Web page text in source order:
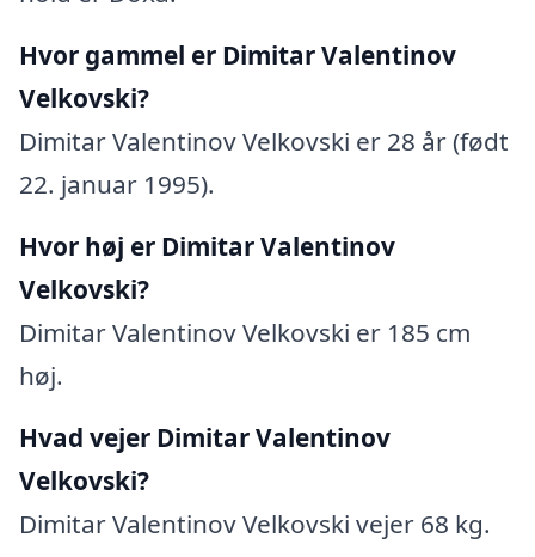
Hvor gammel er Dimitar Valentinov
Velkovski?
Dimitar Valentinov Velkovski er 28 år (født
22. januar 1995).
Hvor høj er Dimitar Valentinov
Velkovski?
Dimitar Valentinov Velkovski er 185 cm
høj.
Hvad vejer Dimitar Valentinov
Velkovski?
Dimitar Valentinov Velkovski vejer 68 kg.